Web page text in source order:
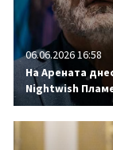
06.06.2026 16:58
На Арената
Nightwish